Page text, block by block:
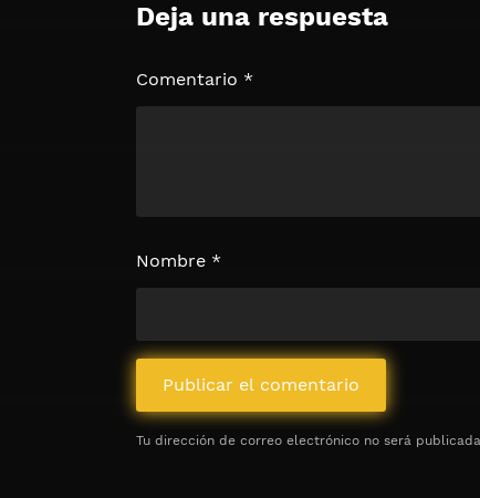
🔒 Acceso Requerido
Deja una respuesta
Tu dirección de correo electrónico no será
Comentario *
Nombre *